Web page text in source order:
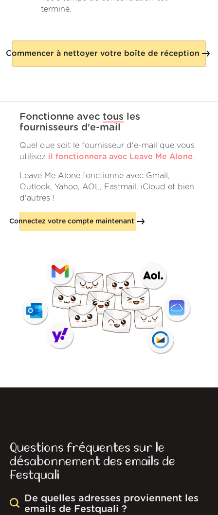
terminé.
Commencer à nettoyer votre boîte de réception
Fonctionne avec tous
les
fournisseurs d'e-mail
Quel que soit le fournisseur d'e-mail que vous
utilisez il fonctionnera avec Leave Me Alone.
Leave Me Alone fonctionne avec Gmail,
Outlook, Yahoo, AOL, Fastmail, iCloud et bien
d'autres !
Connectez votre compte maintenant
Questions fréquentes sur le
désabonnement des emails de
Festquali
De quelles adresses proviennent les
emails de Festquali ?